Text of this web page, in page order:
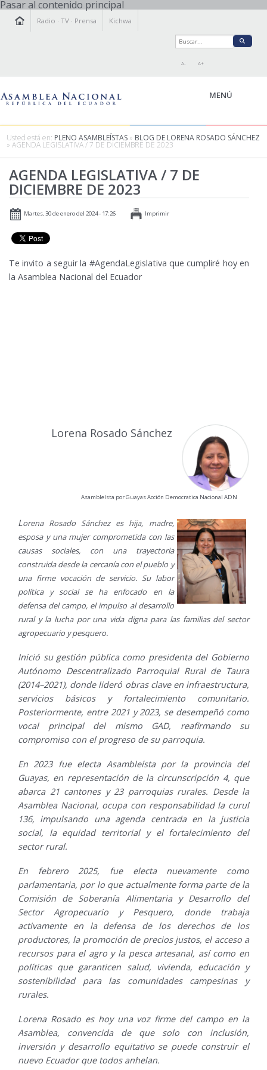
Pasar al contenido principal
Radio ·TV · Prensa Kichwa
A- A+
MENÚ
LEGISLAMOS
FISCALIZAMOS
TRANSPARENCIA
PRENSA
PARTICIPACIÓN
AGENDA
Usted está en: PLENO ASAMBLEÍSTAS » BLOG DE LORENA ROSADO SÁNCHEZ
» AGENDA LEGISLATIVA / 7 DE DICIEMBRE DE 2023
AGENDA LEGISLATIVA / 7 DE
DICIEMBRE DE 2023
Martes, 30 de enero del 2024 - 17:26 Imprimir
Te invito a seguir la #AgendaLegislativa que cumpliré hoy en
la Asamblea Nacional del Ecuador
Lorena Rosado Sánchez
Asambleísta por Guayas Acción Democratica Nacional ADN
Lorena Rosado Sánchez es hija, madre,
esposa y una mujer comprometida con las
causas sociales, con una trayectoria
construida desde la cercanía con el pueblo y
una firme vocación de servicio. Su labor
política y social se ha enfocado en la
defensa del campo, el impulso al desarrollo
rural y la lucha por una vida digna para las familias del sector
agropecuario y pesquero.
Inició su gestión pública como presidenta del Gobierno
Autónomo Descentralizado Parroquial Rural de Taura
(2014–2021), donde lideró obras clave en infraestructura,
servicios básicos y fortalecimiento comunitario.
Posteriormente, entre 2021 y 2023, se desempeñó como
vocal principal del mismo GAD, reafirmando su
compromiso con el progreso de su parroquia.
En 2023 fue electa Asambleísta por la provincia del
Guayas, en representación de la circunscripción 4, que
abarca 21 cantones y 23 parroquias rurales. Desde la
Asamblea Nacional, ocupa con responsabilidad la curul
136, impulsando una agenda centrada en la justicia
social, la equidad territorial y el fortalecimiento del
sector rural.
En febrero 2025, fue electa nuevamente como
parlamentaria, por lo que actualmente forma parte de la
Comisión de Soberanía Alimentaria y Desarrollo del
Sector Agropecuario y Pesquero, donde trabaja
activamente en la defensa de los derechos de los
productores, la promoción de precios justos, el acceso a
recursos para el agro y la pesca artesanal, así como en
políticas que garanticen salud, vivienda, educación y
sostenibilidad para las comunidades campesinas y
rurales.
Lorena Rosado es hoy una voz firme del campo en la
Asamblea, convencida de que solo con inclusión,
inversión y desarrollo equitativo se puede construir el
nuevo Ecuador que todos anhelan.